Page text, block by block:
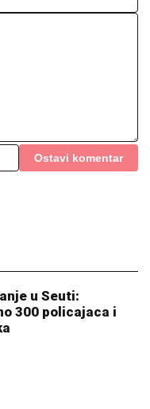
Ostavi komentar
u Seuti:
300 policajaca i